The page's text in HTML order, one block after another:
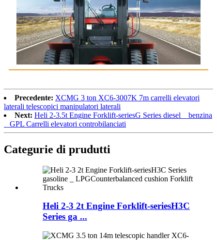
Precedente: XCMG 3 ton XC6-3007K 7m carrelli elevatori
laterali telescopici manipulatori laterali
Next: Heli 2-3.5t Engine Forklift-seriesG Series diesel _ benzina
_ GPL Carrelli elevatori controbilanciati
Categurie di prudutti
Heli 2-3 2t Engine Forklift-seriesH3C
Series ga ...